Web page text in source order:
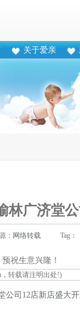
关于爱亲
林广济堂
： 网络转载 Tag：
祝生意兴隆！
，转载请注明出处!)
店新店盛大开业！预祝生